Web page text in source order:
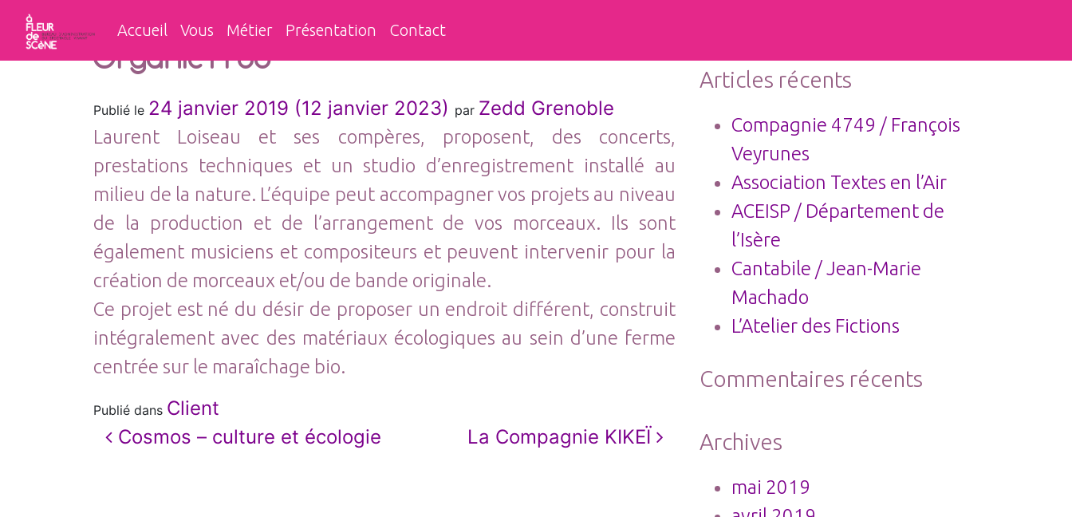
Accueil Vous Métier Présentation Contact
Organic Prod
Publié le 24 janvier 2019 (12 janvier 2023) par Zedd Grenoble
Laurent Loiseau et ses compères, proposent, des concerts,
prestations techniques et un studio d’enregistrement installé au
milieu de la nature. L’équipe peut accompagner vos projets au niveau
de la production et de l’arrangement de vos morceaux. Ils sont
également musiciens et compositeurs et peuvent intervenir pour la
création de morceaux et/ou de bande originale.
Ce projet est né du désir de proposer un endroit différent, construit
intégralement avec des matériaux écologiques au sein d’une ferme
centrée sur le maraîchage bio.
Publié dans Client
Navigation
desCosmos – culture et écologie La Compagnie KIKEÏ
Articles récents
Compagnie 4749 / François
Veyrunes
Association Textes en l’Air
ACEISP / Département de
l’Isère
Cantabile / Jean-Marie
Machado
L’Atelier des Fictions
Commentaires récents
Archives
mai 2019